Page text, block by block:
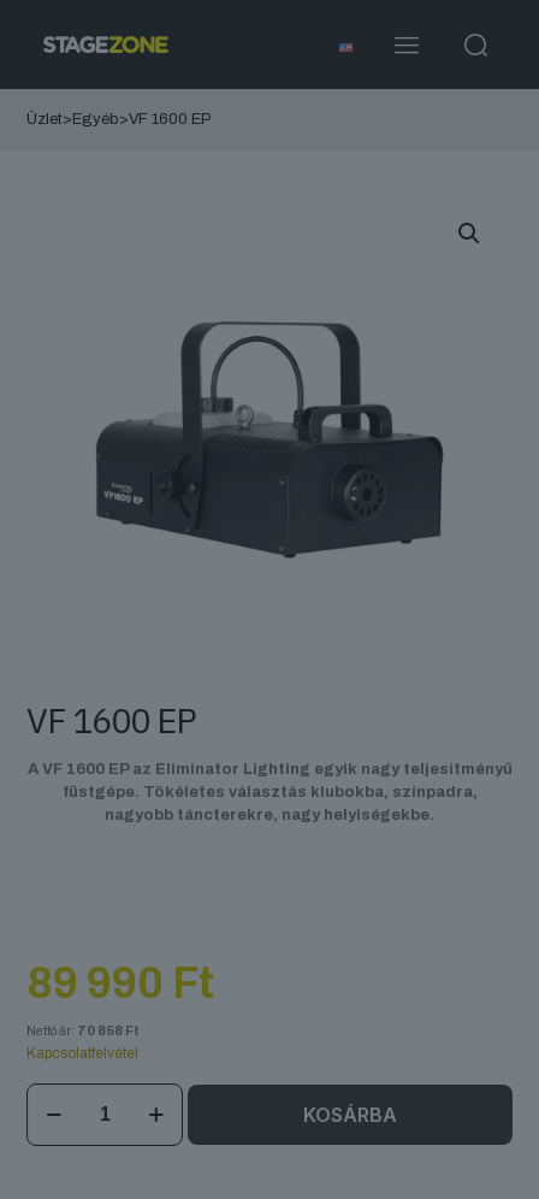
Üzlet> Egyéb>VF 1600 EP
VF 1600 EP
A VF 1600 EP az Eliminator Lighting egyik nagy teljesítményű
füstgépe. Tökéletes választás klubokba, színpadra,
nagyobb táncterekre, nagy helyiségekbe.
89 990 Ft
Nettó ár: 70 858 Ft
Kapcsolatfelvétel
VF
1600
EP
KOSÁRBA